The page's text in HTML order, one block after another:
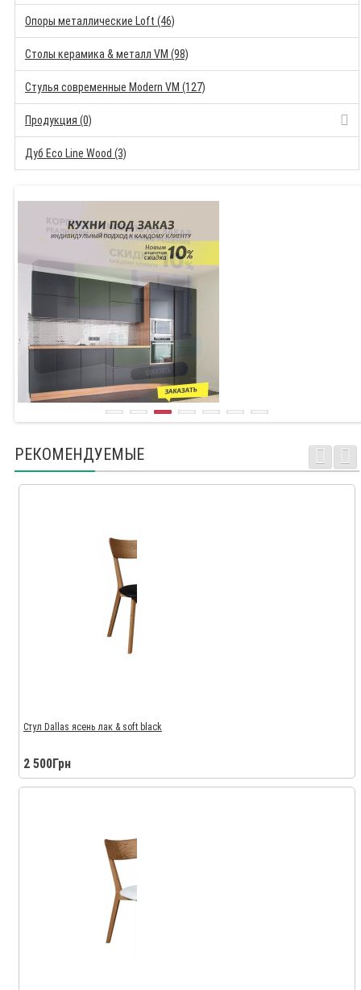
Опоры металлические Loft (46)
Столы керамика & металл VM (98)
Стулья современные Modern VM (127)
Продукция (0)
Дуб Eco Line Wood (3)
РЕКОМЕНДУЕМЫЕ
Стул Dallas ясень лак & soft black
2 500Грн